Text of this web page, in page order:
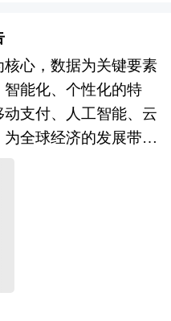
重构图谱、政策响应
究维度：核心技术突
区域创新集群效应、
队深度访谈百余家产
计、算法开发、平台
业参与者提供战略决
询领域的标杆机构，
与商业落地双轮驱
构建覆盖数字基建、
用的全产业链分析框
三角验证体系，帮助
、水利、电力等基础
力和技术积累占据主
过灵活的服务策略和
内形成自己的竞争优
推进，工程设计行业也
如，宁波工程公司在
取得了成功，开发了
燃料和化学品的全流
碳减碳开辟了新途
台了一系列配套政策
质量发展，提升建设
动产业升级和提升城
心，数据为关键要素
能化、个性化的特
支付、人工智能、云
全球经济的发展带来
全球范围内蓬勃发
重要力量。各国政府
度，制定数字经济战
作。数字经济的快速
，还优化了资源配置
力。 数字经济将继
统产业并催生新业